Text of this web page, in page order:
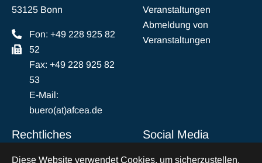
Diese Website verwendet Cookies, um sicherzustellen,
53125 Bonn
Fon: +49 228 925 82
52
Fax: +49 228 925 82
53
E-Mail:
buero(at)afcea.de
Veranstaltungen
Abmeldung von
Veranstaltungen
Rechtliches Social Media